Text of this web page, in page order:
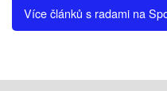
Více článků s radami na